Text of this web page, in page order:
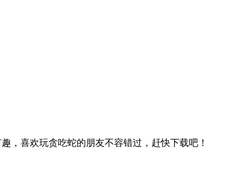
，喜欢玩贪吃蛇的朋友不容错过，赶快下载吧！